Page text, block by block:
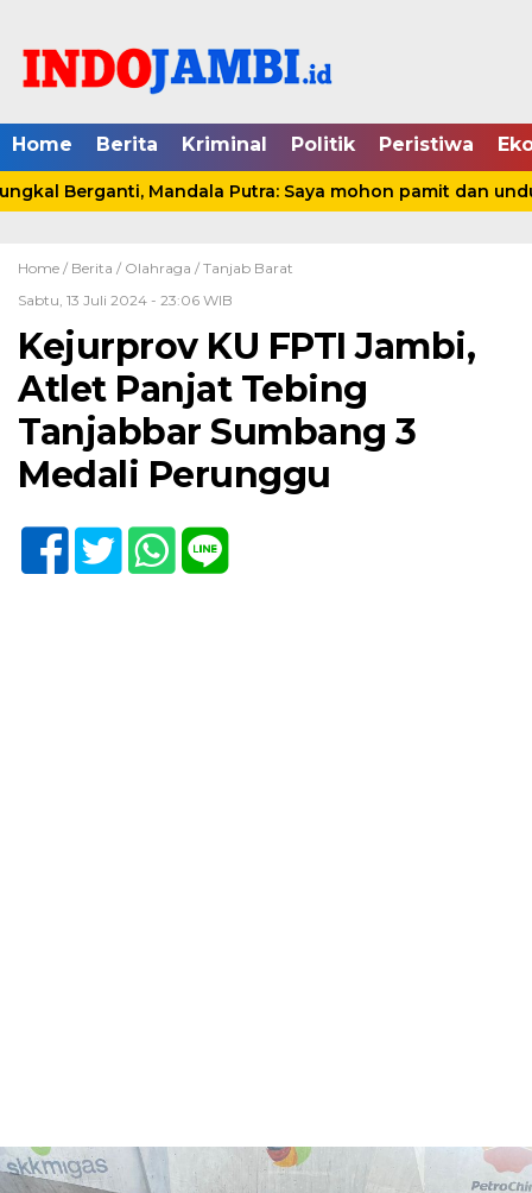
Home Berita Kriminal Politik Peristiwa
Berganti, Mandala Putra: Saya mohon pamit dan
Home / Berita / Olahraga / Tanjab Barat
Sabtu, 13 Juli 2024 - 23:06 WIB
Kejurprov KU FPTI Jambi,
Atlet Panjat Tebing
Tanjabbar Sumbang 3
Medali Perunggu